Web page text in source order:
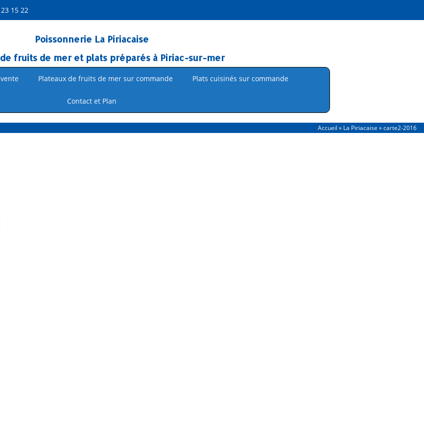
15 22
Poissonnerie La Piriacaise
fruits de mer et plats préparés à Piriac-sur-mer
Plateaux de fruits de mer sur commande Plats cuisinés sur commande
Contact et Plan
Accueil » La Piriacaise »carte2-2016